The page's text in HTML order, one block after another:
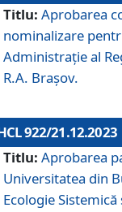
Titlu: Aprobarea
nominalizare
Administrație al
R.A. Brașov.
922/21.12.2023
Titlu: Aprobarea
Universitatea din
Ecologie